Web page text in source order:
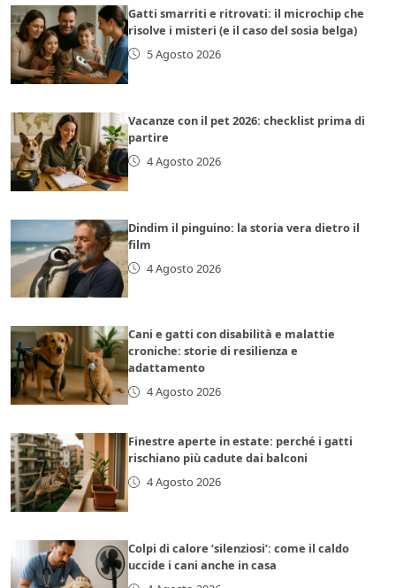
Gatti smarriti e ritrovati: il microchip che
risolve i misteri (e il caso del sosia belga)
5 Agosto 2026
Vacanze con il pet 2026: checklist prima di
partire
4 Agosto 2026
Dindim il pinguino: la storia vera dietro il
film
4 Agosto 2026
Cani e gatti con disabilità e malattie
croniche: storie di resilienza e
adattamento
4 Agosto 2026
Finestre aperte in estate: perché i gatti
rischiano più cadute dai balconi
4 Agosto 2026
Colpi di calore ‘silenziosi’: come il caldo
uccide i cani anche in casa